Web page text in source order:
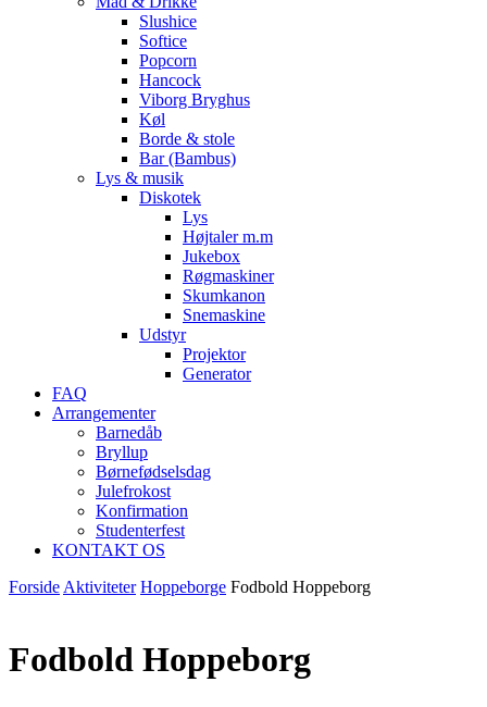
Slushice
Softice
Popcorn
Hancock
Viborg Bryghus
Køl
Borde & stole
Bar (Bambus)
Lys & musik
Diskotek
Lys
Højtaler m.m
Jukebox
Røgmaskiner
Skumkanon
Snemaskine
Udstyr
Projektor
Generator
FAQ
Arrangementer
Barnedåb
Bryllup
Børnefødselsdag
Julefrokost
Konfirmation
Studenterfest
KONTAKT OS
Forside Aktiviteter Hoppeborge Fodbold Hoppeborg
Fodbold Hoppeborg